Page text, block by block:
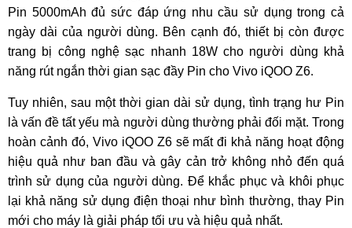
Pin 5000mAh đủ sức đáp ứng nhu cầu sử dụng trong cả
ngày dài của người dùng. Bên cạnh đó, thiết bị còn được
trang bị công nghệ sạc nhanh 18W cho người dùng khả
năng rút ngắn thời gian sạc đầy Pin cho Vivo iQOO Z6.
Tuy nhiên, sau một thời gian dài sử dụng, tình trạng hư Pin
là vấn đề tất yếu mà người dùng thường phải đối mặt. Trong
hoàn cảnh đó, Vivo iQOO Z6 sẽ mất đi khả năng hoạt động
hiệu quả như ban đầu và gây cản trở không nhỏ đến quá
trình sử dụng của người dùng. Để khắc phục và khôi phục
lại khả năng sử dụng điện thoại như bình thường, thay Pin
mới cho máy là giải pháp tối ưu và hiệu quả nhất.